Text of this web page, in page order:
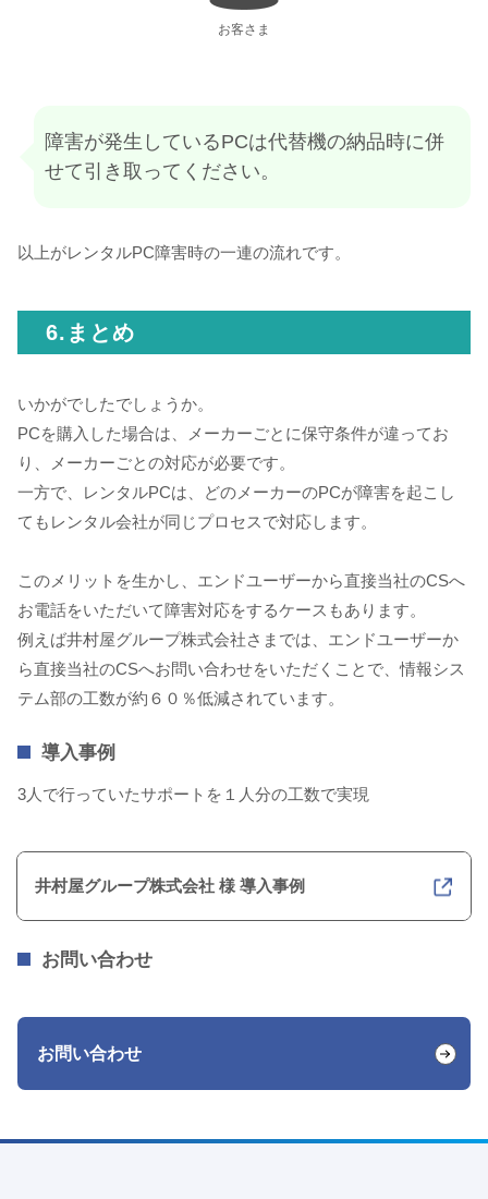
お客さま
障害が発生しているPCは代替機の納品時に併
せて引き取ってください。
以上がレンタルPC障害時の一連の流れです。
6.まとめ
いかがでしたでしょうか。
PCを購入した場合は、メーカーごとに保守条件が違ってお
り、メーカーごとの対応が必要です。
一方で、レンタルPCは、どのメーカーのPCが障害を起こし
てもレンタル会社が同じプロセスで対応します。
このメリットを生かし、エンドユーザーから直接当社のCSへ
お電話をいただいて障害対応をするケースもあります。
例えば井村屋グループ株式会社さまでは、エンドユーザーか
ら直接当社のCSへお問い合わせをいただくことで、情報シス
テム部の工数が約６０％低減されています。
導入事例
3人で行っていたサポートを１人分の工数で実現
井村屋グループ株式会社 様 導入事例
お問い合わせ
お問い合わせ